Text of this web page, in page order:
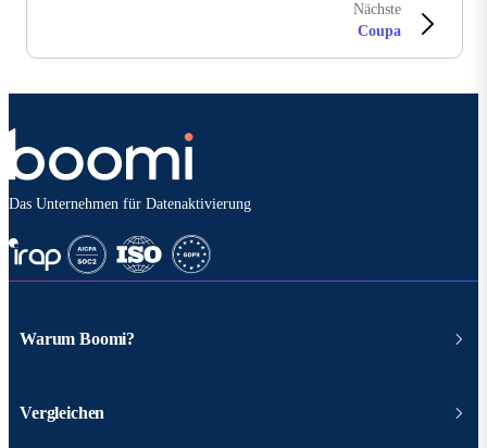
Nächste
Coupa
Das Unternehmen für Datenaktivierung
Warum Boomi?
Vergleichen